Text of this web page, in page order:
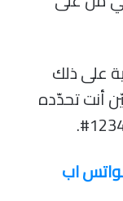
على ذلك
أنت تحدّده
اب